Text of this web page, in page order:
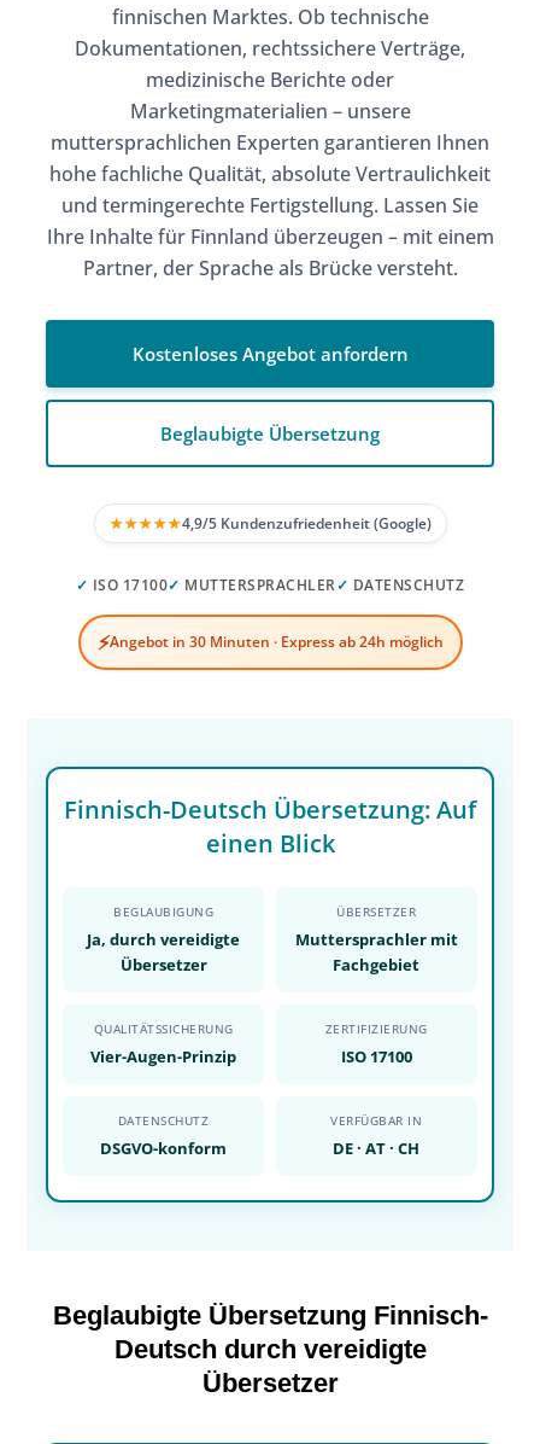
finnischen Marktes. Ob technische
Dokumentationen, rechtssichere Verträge,
medizinische Berichte oder
Marketingmaterialien – unsere
muttersprachlichen Experten garantieren Ihnen
hohe fachliche Qualität, absolute Vertraulichkeit
und termingerechte Fertigstellung. Lassen Sie
Ihre Inhalte für Finnland überzeugen – mit einem
Partner, der Sprache als Brücke versteht.
Kostenloses Angebot anfordern
Beglaubigte Übersetzung
★★★★★4,9/5 Kundenzufriedenheit (Google)
✓ ISO 17100✓ MUTTERSPRACHLER✓ DATENSCHUTZ
⚡Angebot in 30 Minuten · Express ab 24h möglich
Finnisch-Deutsch Übersetzung: Auf
einen Blick
BEGLAUBIGUNG
Ja, durch vereidigte
Übersetzer
ÜBERSETZER
Muttersprachler mit
Fachgebiet
QUALITÄTSSICHERUNG
Vier-Augen-Prinzip
ZERTIFIZIERUNG
ISO 17100
DATENSCHUTZ
DSGVO-konform
VERFÜGBAR IN
DE · AT · CH
Beglaubigte Übersetzung Finnisch-
Deutsch durch vereidigte
Übersetzer